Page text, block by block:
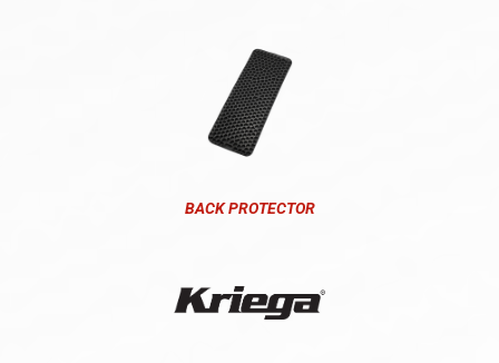
BACK PROTECTOR